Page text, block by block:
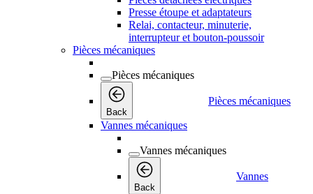
Presse étoupe et adaptateurs
Relai, contacteur, minuterie,
interrupteur et bouton-poussoir
Pièces mécaniques
Pièces mécaniques
Back
Pièces mécaniques
Vannes mécaniques
Vannes mécaniques
Back
Vannes